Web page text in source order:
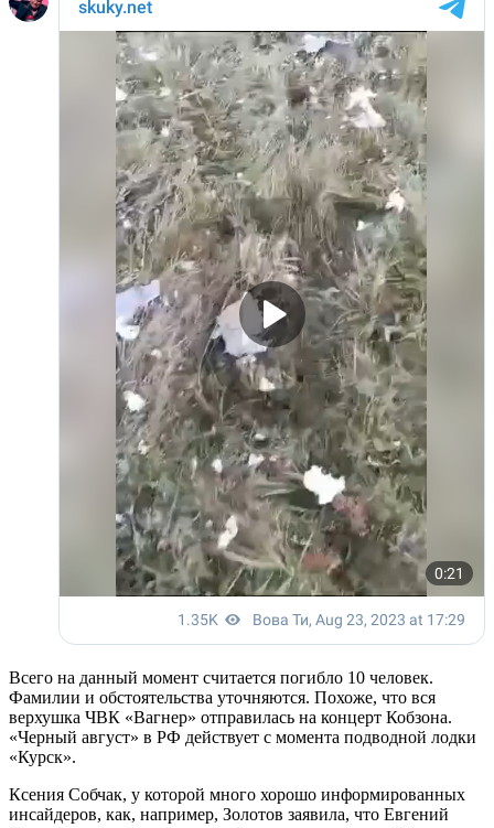
Всего на данный момент считается погибло 10 человек.
Фамилии и обстоятельства уточняются. Похоже, что вся
верхушка ЧВК «Вагнер» отправилась на концерт Кобзона.
«Черный август» в РФ действует с момента подводной лодки
«Курск».
Ксения Собчак, у которой много хорошо информированных
инсайдеров, как, например, Золотов заявила, что Евгений